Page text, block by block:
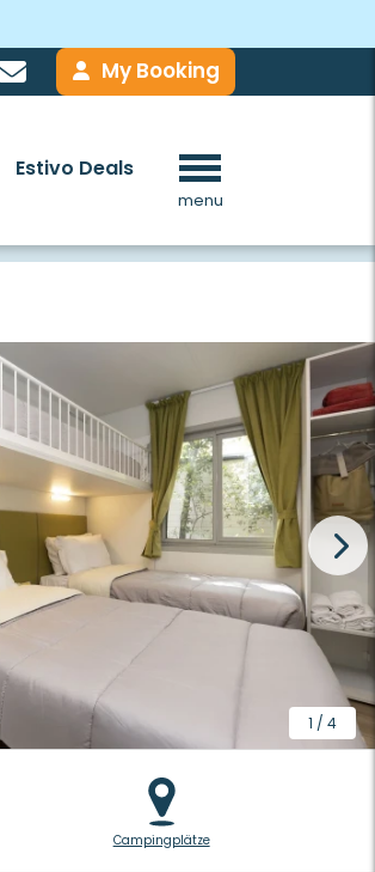
My Booking
Estivo Deals
menu
1 / 4
Campingplätze